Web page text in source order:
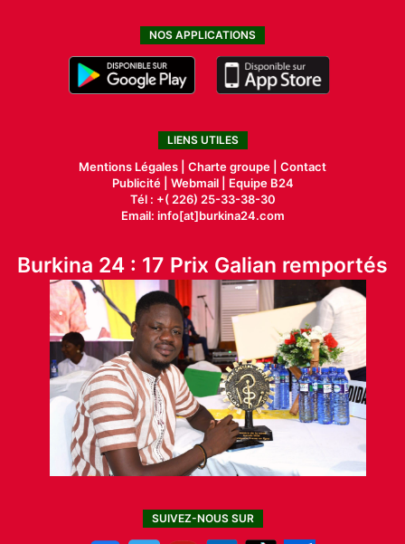
NOS APPLICATIONS
LIENS UTILES
Mentions Légales | Charte groupe | Contact
Publicité| Webmail |
Equipe B24
Tél : +( 226) 25-33-38-30
Email: info[at]burkina24.com
Burkina 24 : 17 Prix Galian remportés
SUIVEZ-NOUS SUR